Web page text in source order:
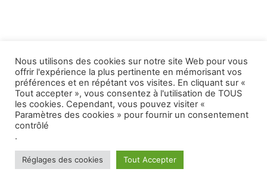
Mentions légales
Tous droits réservés CFE-CGC ADECCO.
Nous utilisons des cookies sur notre site Web pour vous
offrir l'expérience la plus pertinente en mémorisant vos
préférences et en répétant vos visites. En cliquant sur «
Tout accepter », vous consentez à l'utilisation de TOUS
les cookies. Cependant, vous pouvez visiter «
Paramètres des cookies » pour fournir un consentement
contrôlé
.
Réglages des cookies Tout Accepter